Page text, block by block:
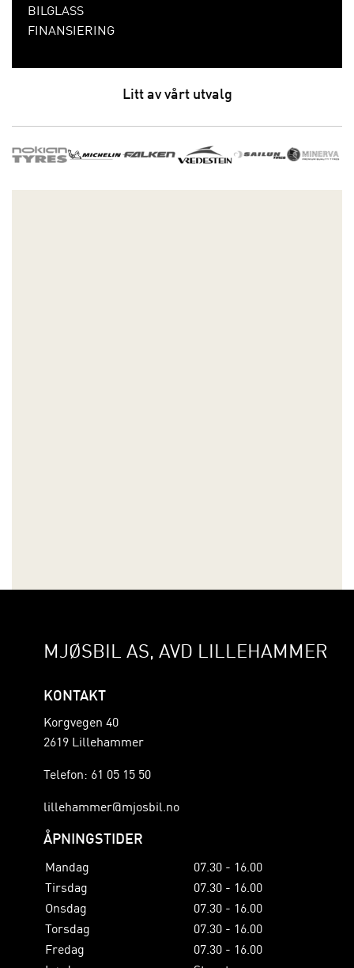
BILGLASS
FINANSIERING
Litt av vårt utvalg
MJØSBIL AS, AVD LILLEHAMMER
KONTAKT
Korgvegen 40
2619 Lillehammer
Telefon: 61 05 15 50
lillehammer@mjosbil.no
ÅPNINGSTIDER
Mandag
07.30 - 16.00
Tirsdag
07.30 - 16.00
Onsdag
07.30 - 16.00
Torsdag
07.30 - 16.00
Fredag
07.30 - 16.00